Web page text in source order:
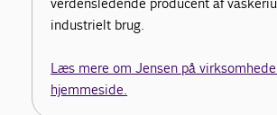
industrielt brug.
Læs mere om Jensen på
hjemmeside.